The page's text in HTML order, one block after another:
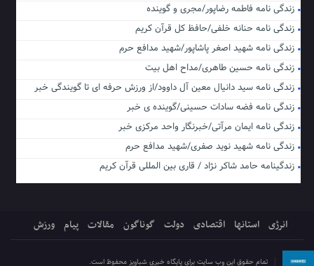
زندگی نامه فاطمه رضاپور/مجری و گوینده
زندگی نامه حنانه خلفی/حافظ کل قرآن کریم
زندگی نامه شهید اصغر پاشاپور/شهید مدافع حرم
زندگی نامه حسین طاهری/مداح اهل بیت
زندگی نامه سید دانیال معین آل داوود/از ورزش حرفه ای تا گویندگی خبر
زندگی نامه فضه سادات حسینی/گوینده ی خبر
زندگی نامه ایمان مرآتی/خبرنگار واحد مرکزی خبر
زندگی نامه شهید نوید صفری/شهید مدافع حرم
زندگینامه حامد شاکر نژاد / قاری بین المللی قرآن کریم
انرژی استانها اقتصادی دولت گوناگون مقالات پیام ورزش
تمام حقوق این وب سایت برای پایگاه خبری شباویز محفوظ است.